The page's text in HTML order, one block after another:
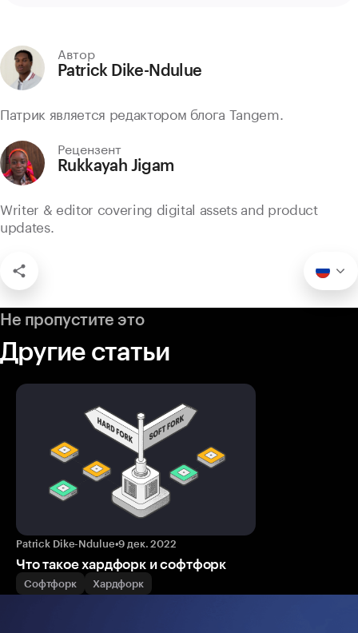
Автор
Patrick Dike-Ndulue
Патрик является редактором блога Tangem.
Рецензент
Rukkayah Jigam
Writer & editor covering digital assets and product
updates.
Не пропустите это
Другие статьи
Patrick Dike-Ndulue•9 дек. 2022
Что такое хардфорк и софтфорк
Софтфорк Хардфорк